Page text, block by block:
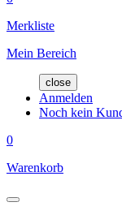
Merkliste
Mein Bereich
close
Anmelden
Noch kein
0
Warenkorb